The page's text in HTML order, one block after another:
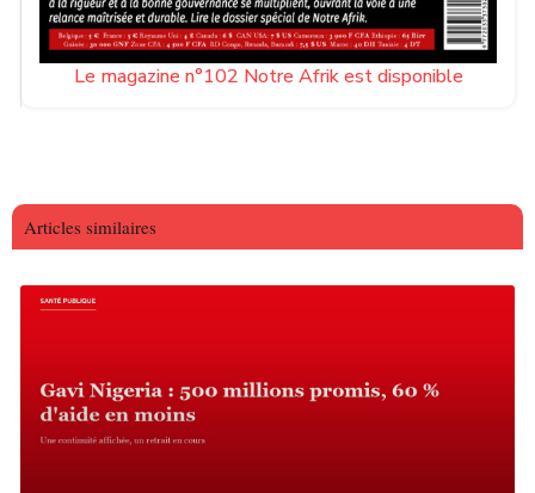
Le magazine n°102 Notre Afrik est disponible
Articles similaires